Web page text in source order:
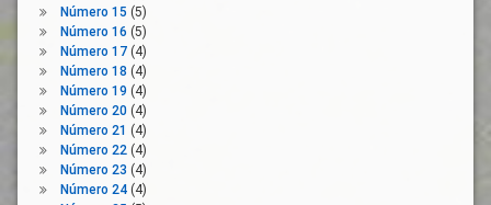
Número 15 (5)
Número 16 (5)
Número 17(4)
Número 18 (4)
Número 19 (4)
Número 20(4)
Número 21 (4)
Número 22(4)
Número 23 (4)
Número 24(4)